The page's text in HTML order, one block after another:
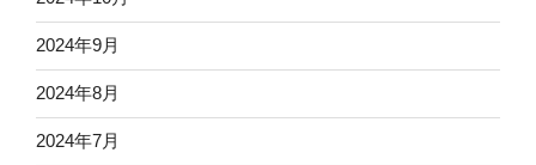
2024年9月
2024年8月
2024年7月